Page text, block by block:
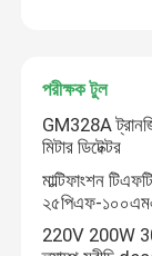
অটো প্লেয়ার
এলইডি টিভি যন্ত্রাংশ
ডিজিটাল অ্যামিটার
পরীক্ষক টুল
GM328A
মিটার ডিটেক্টর
মাল্টিফাংশন
২৫পিএফ-
220V 200W